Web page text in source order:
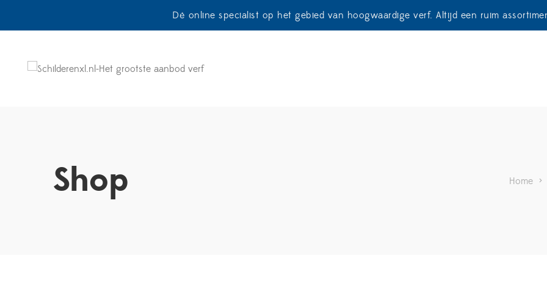
Dé online specialist op het gebied van hoogwaardige verf. Altijd een ruim
Shop Home >